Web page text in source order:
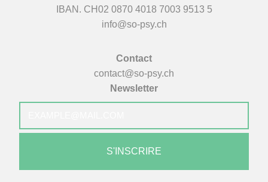
IBAN. CH02 0870 4018 7003 9513 5
info@so-psy.ch
Contact
contact@so-psy.ch
Newsletter
*